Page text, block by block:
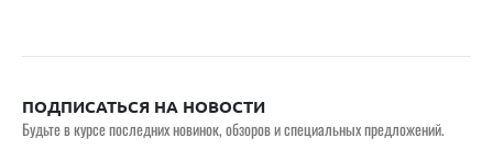
ПОДПИСАТЬСЯ НА НОВОСТИ
Будьте в курсе последних новинок, обзоров и специальных предложений.